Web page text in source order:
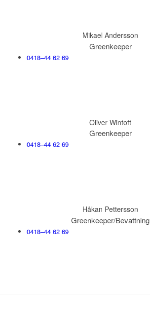
Mikael Andersson
Greenkeeper
0418–44 62 69
Oliver Wintoft
Greenkeeper
0418–44 62 69
Håkan Pettersson
Greenkeeper/Bevattning
0418–44 62 69